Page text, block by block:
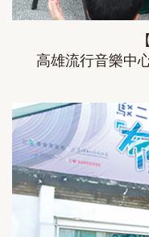
高雄流行音樂中